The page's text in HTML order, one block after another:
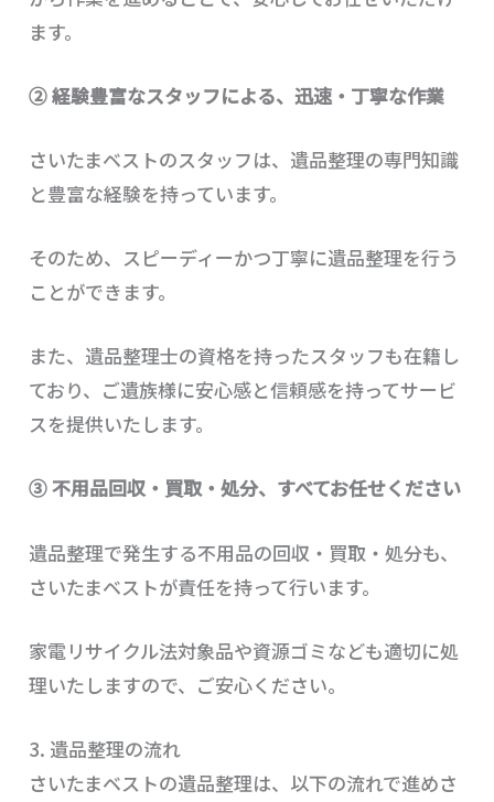
ます。
② 経験豊富なスタッフによる、迅速・丁寧な作業
さいたまベストのスタッフは、遺品整理の専門知識
と豊富な経験を持っています。
そのため、スピーディーかつ丁寧に遺品整理を行う
ことができます。
また、遺品整理士の資格を持ったスタッフも在籍し
ており、ご遺族様に安心感と信頼感を持ってサービ
スを提供いたします。
③ 不用品回収・買取・処分、すべてお任せください
遺品整理で発生する不用品の回収・買取・処分も、
さいたまベストが責任を持って行います。
家電リサイクル法対象品や資源ゴミなども適切に処
理いたしますので、ご安心ください。
3. 遺品整理の流れ
さいたまベストの遺品整理は、以下の流れで進めさ